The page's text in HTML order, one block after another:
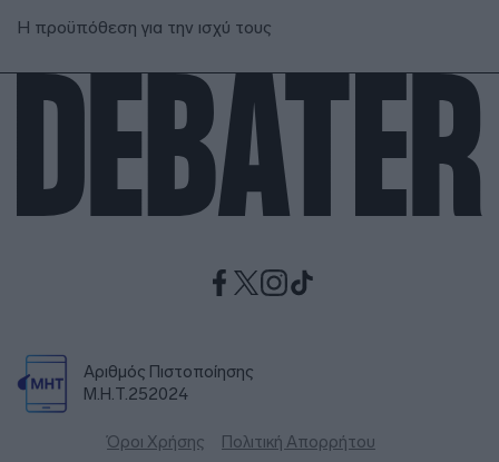
Η προϋπόθεση για την ισχύ τους
Αριθμός Πιστοποίησης
Μ.Η.Τ.252024
Όροι Χρήσης
Πολιτική Απορρήτου